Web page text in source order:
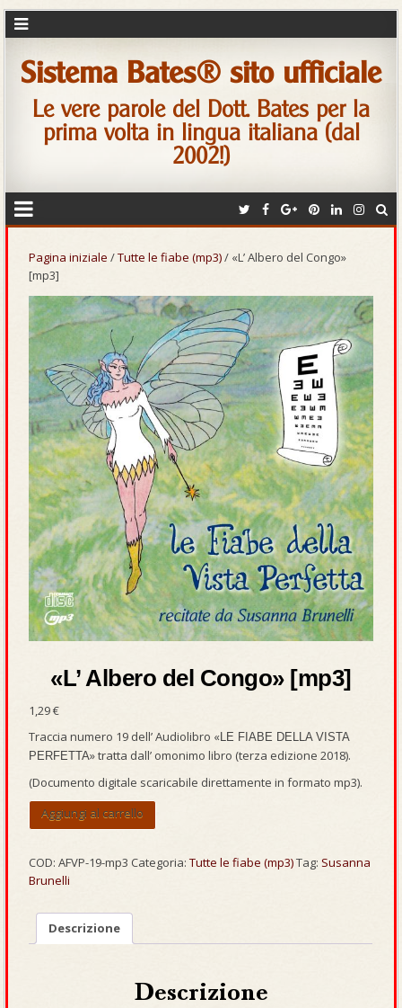
Sistema Bates® sito ufficiale
Le vere parole del Dott. Bates per la
prima volta in lingua italiana (dal
2002!)
Pagina iniziale /Tutte le fiabe (mp3)/ «L’ Albero del Congo»
[mp3]
«L’ Albero del Congo» [mp3]
1,29€
Traccia numero 19 dell’ Audiolibro «LE FIABE DELLA VISTA
PERFETTA» tratta dall’ omonimo libro (terza edizione 2018).
(Documento digitale scaricabile direttamente in formato mp3).
«L’
Albero
Congo»
[mp3]
Aggiungi al carrello
COD:AFVP-19-mp3 Categoria:Tutte le fiabe (mp3)Tag: Susanna
Brunelli
Descrizione
Descrizione